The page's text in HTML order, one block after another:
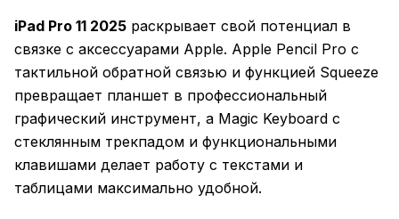
iPad Pro 11 2025 раскрывает свой потенциал в
связке с аксессуарами Apple. Apple Pencil Pro с
тактильной обратной связью и функцией Squeeze
превращает планшет в профессиональный
графический инструмент, а Magic Keyboard с
стеклянным трекпадом и функциональными
клавишами делает работу с текстами и
таблицами максимально удобной.